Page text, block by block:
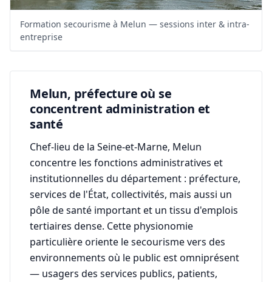
Formation secourisme à Melun — sessions inter & intra-
entreprise
Melun, préfecture où se
concentrent administration et
santé
Chef-lieu de la Seine-et-Marne, Melun
concentre les fonctions administratives et
institutionnelles du département : préfecture,
services de l'État, collectivités, mais aussi un
pôle de santé important et un tissu d'emplois
tertiaires dense. Cette physionomie
particulière oriente le secourisme vers des
environnements où le public est omniprésent
— usagers des services publics, patients,